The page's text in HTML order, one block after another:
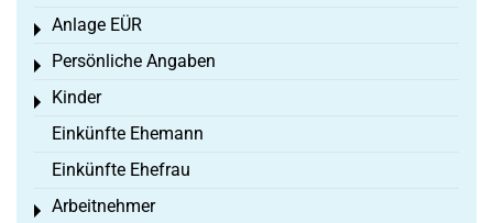
Anlage EÜR
Toggle menu
Persönliche Angaben
Toggle menu
Kinder
Toggle menu
Einkünfte Ehemann
Einkünfte Ehefrau
Arbeitnehmer
Toggle menu